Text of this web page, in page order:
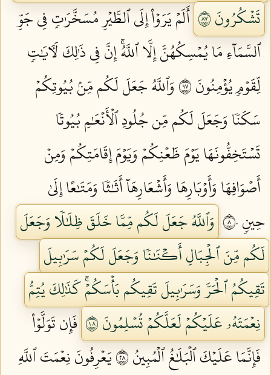
تَشۡكُرُونَ ٧٨
أَلَمۡ يَرَوۡاْ إِلَى ٱلطَّيۡرِ مُسَخَّرَٰتٖ فِي جَوِّ
ٱلسَّمَآءِ مَا يُمۡسِكُهُنَّ إِلَّا ٱللَّهُۚ إِنَّ فِي ذَٰلِكَ لَأٓيَٰتٖ
لِّقَوۡمٖ يُؤۡمِنُونَ ٧٩
وَٱللَّهُ جَعَلَ لَكُم مِّنۢ بُيُوتِكُمۡ
سَكَنٗا وَجَعَلَ لَكُم مِّن جُلُودِ ٱلۡأَنۡعَٰمِ بُيُوتٗا
تَسۡتَخِفُّونَهَا يَوۡمَ ظَعۡنِكُمۡ وَيَوۡمَ إِقَامَتِكُمۡ وَمِنۡ
أَصۡوَافِهَا وَأَوۡبَارِهَا وَأَشۡعَارِهَآ أَثَٰثٗا وَمَتَٰعًا إِلَىٰ
حِينٖ ٨٠
وَٱللَّهُ جَعَلَ لَكُم مِّمَّا خَلَقَ ظِلَٰلٗا وَجَعَلَ
لَكُم مِّنَ ٱلۡجِبَالِ أَكۡنَٰنٗا وَجَعَلَ لَكُمۡ سَرَٰبِيلَ
تَقِيكُمُ ٱلۡحَرَّ وَسَرَٰبِيلَ تَقِيكُم بَأۡسَكُمۡۚ كَذَٰلِكَ يُتِمُّ
نِعۡمَتَهُۥ عَلَيۡكُمۡ لَعَلَّكُمۡ تُسۡلِمُونَ ٨١
فَإِن تَوَلَّوۡاْ
فَإِنَّمَا عَلَيۡكَ ٱلۡبَلَٰغُ ٱلۡمُبِينُ ٨٢
يَعۡرِفُونَ نِعۡمَتَ ٱللَّهِ